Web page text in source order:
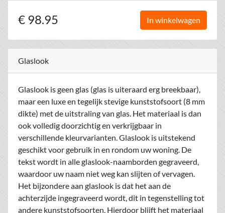
€ 98.95 In winkelwagen
Glaslook
Glaslook is geen glas (glas is uiteraard erg breekbaar),
maar een luxe en tegelijk stevige kunststofsoort (8 mm
dikte) met de uitstraling van glas. Het materiaal is dan
ook volledig doorzichtig en verkrijgbaar in
verschillende kleurvarianten. Glaslook is uitstekend
geschikt voor gebruik in en rondom uw woning. De
tekst wordt in alle glaslook-naamborden gegraveerd,
waardoor uw naam niet weg kan slijten of vervagen.
Het bijzondere aan glaslook is dat het aan de
achterzijde ingegraveerd wordt, dit in tegenstelling tot
andere kunststofsoorten. Hierdoor blijft het materiaal